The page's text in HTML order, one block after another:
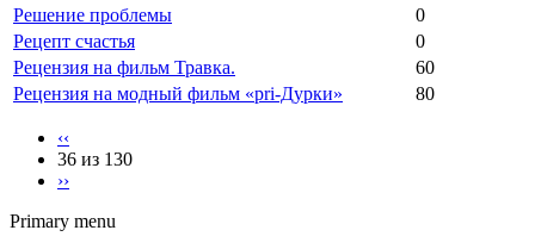
Решение проблемы
0
Рецепт счастья
0
Рецензия на фильм Травка.
60
Рецензия на модный фильм «pri-Дурки»
80
‹‹
36 из 130
››
Primary menu